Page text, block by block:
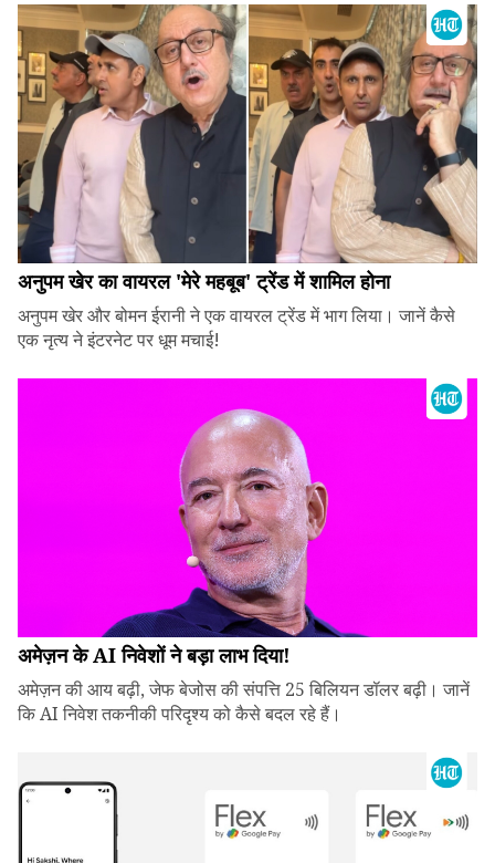
अनुपम खेर का वायरल 'मेरे महबूब' ट्रेंड में शामिल होना
अनुपम खेर और बोमन ईरानी ने एक वायरल ट्रेंड में भाग लिया। जानें कैसे
एक नृत्य ने इंटरनेट पर धूम मचाई!
अमेज़न के AI निवेशों ने बड़ा लाभ दिया!
अमेज़न की आय बढ़ी, जेफ बेजोस की संपत्ति 25 बिलियन डॉलर बढ़ी। जानें
कि AI निवेश तकनीकी परिदृश्य को कैसे बदल रहे हैं।